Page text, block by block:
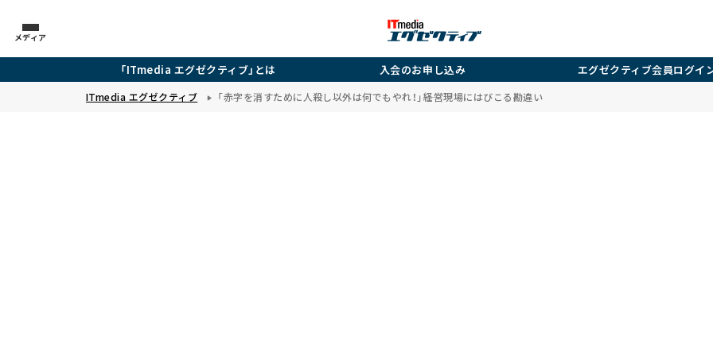
メディア
「ITmedia エグゼクティブ」とは 入会のお申し込み エグゼクティブ会員ログイ
ITmedia エグゼクティブ 「赤字を消すために人殺し以外は何でもやれ！」――経営現場にはびこる勘違い